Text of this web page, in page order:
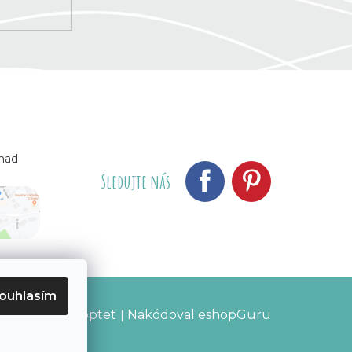
Sledujte nás
Vytvořil Shoptet | Nakódoval eshopGuru